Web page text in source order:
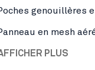
genouillères
en mesh
PLUS